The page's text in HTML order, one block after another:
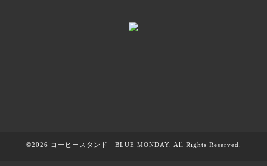
©2026 コーヒースタンド BLUE MONDAY. All Rights Reserved.